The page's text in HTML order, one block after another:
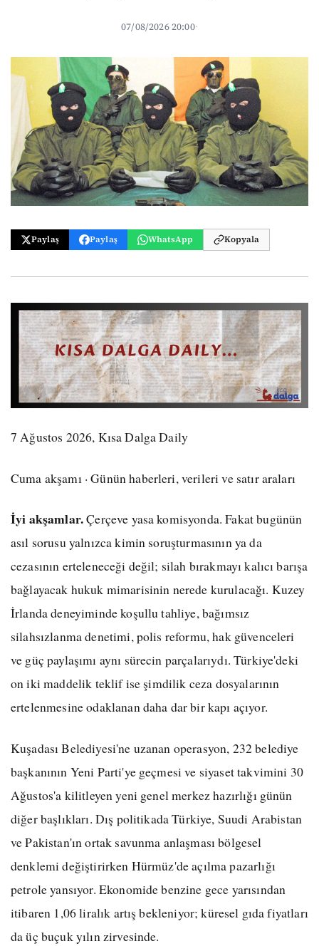
07/08/2026 20:00·
Paylaş Paylaş WhatsApp Kopyala
7 Ağustos 2026, Kısa Dalga Daily
Cuma akşamı · Günün haberleri, verileri ve satır araları
İyi akşamlar.Çerçeve yasa komisyonda. Fakat bugünün
asıl sorusu yalnızca kimin soruşturmasının ya da
cezasının erteleneceği değil; silah bırakmayı kalıcı barışa
bağlayacak hukuk mimarisinin nerede kurulacağı. Kuzey
İrlanda deneyiminde koşullu tahliye, bağımsız
silahsızlanma denetimi, polis reformu, hak güvenceleri
ve güç paylaşımı aynı sürecin parçalarıydı. Türkiye'deki
on iki maddelik teklif ise şimdilik ceza dosyalarının
ertelenmesine odaklanan daha dar bir kapı açıyor.
Kuşadası Belediyesi'ne uzanan operasyon, 232 belediye
başkanının Yeni Parti'ye geçmesi ve siyaset takvimini 30
Ağustos'a kilitleyen yeni genel merkez hazırlığı günün
diğer başlıkları. Dış politikada Türkiye, Suudi Arabistan
ve Pakistan'ın ortak savunma anlaşması bölgesel
denklemi değiştirirken Hürmüz'de açılma pazarlığı
petrole yansıyor. Ekonomide benzine gece yarısından
itibaren 1,06 liralık artış bekleniyor; küresel gıda fiyatları
da üç buçuk yılın zirvesinde.